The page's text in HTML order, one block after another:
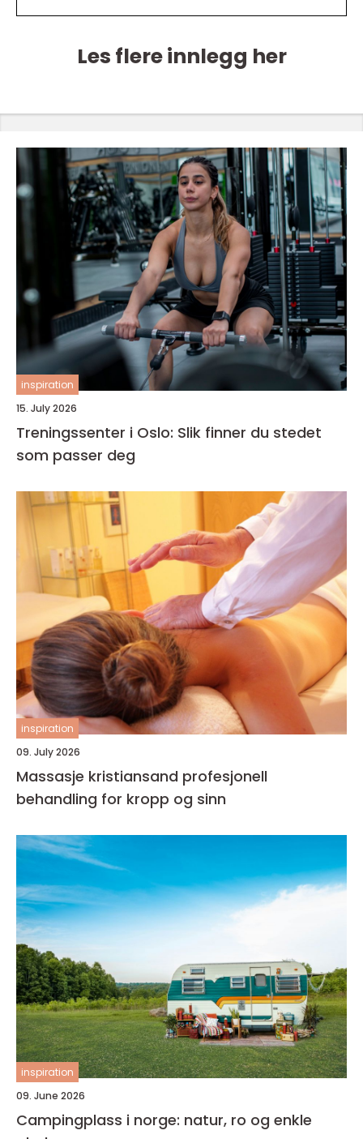
Les flere innlegg her
inspiration
15. July 2026
Treningssenter i Oslo: Slik finner du stedet
som passer deg
inspiration
09. July 2026
Massasje kristiansand profesjonell
behandling for kropp og sinn
inspiration
09. June 2026
Campingplass i norge: natur, ro og enkle